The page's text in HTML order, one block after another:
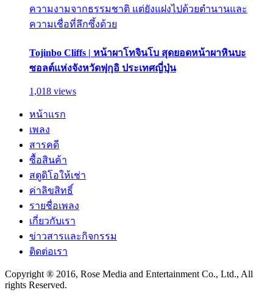
ความงามจากธรรมชาติ แต่ยังแฝงไปด้วยตำนานและ
ความเชื่อที่ลึกซึ้งด้วย
Tojinbo Cliffs | หน้าผาโทจินโบ สุดยอดหน้าผาหินบะ
ซอลต์แห่งจังหวัดฟุกุอิ ประเทศญี่ปุ่น
1,018 views
หน้าแรก
เพลง
สารคดี
ซื้อสินค้า
สตูดิโอให้เช่า
ค่าลิขสิทธิ์
รายชื่อเพลง
เกี่ยวกับเรา
ข่าวสารและกิจกรรม
ติดต่อเรา
Copyright ® 2016, Rose Media and Entertainment Co., Ltd., All
rights Reserved.